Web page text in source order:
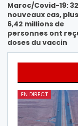
Maroc/Covid-19:
nouveaux cas,
6,42 millions de
personnes ont
doses du vaccin
EN DIRECT